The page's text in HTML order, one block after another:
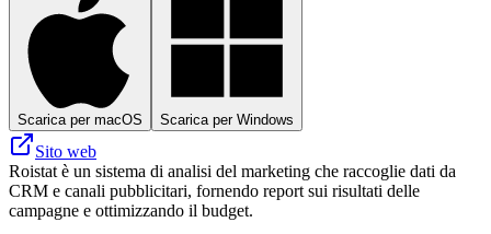
Scarica per macOS Scarica per Windows
Sito web
Roistat è un sistema di analisi del marketing che raccoglie dati da
CRM e canali pubblicitari, fornendo report sui risultati delle
campagne e ottimizzando il budget.